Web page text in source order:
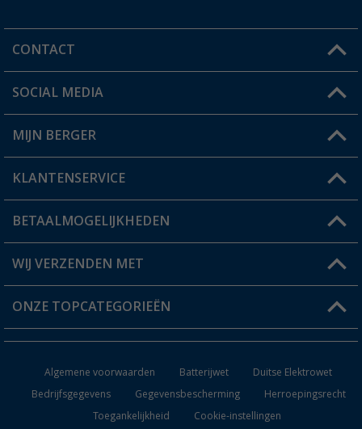
CONTACT
Een vraag?
Winkel vinden
SOCIAL MEDIA
MIJN BERGER
Mijn account
Status bestelling
Verlanglijstje
KLANTENSERVICE
FAQ & Contact
Verzendinformatie
Catalogus
BETAALMOGELIJKHEDEN
WIJ VERZENDEN MET
ONZE TOPCATEGORIEËN
Campingmeubilair
Algemene voorwaarden Batterijwet
Duitse Elektrowet
Bedrijfsgegevens
Gegevensbescherming
Herroepingsrecht
Toegankelijkheid
Cookie-instellingen